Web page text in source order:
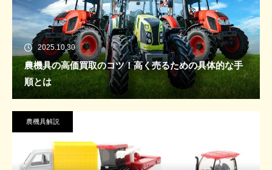
2025.10.30
農機具の高価買取のコツ！高く売るための具体的な手
順とは
農機具解説